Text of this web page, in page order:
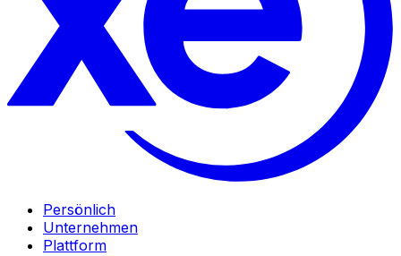
Persönlich
Unternehmen
Plattform